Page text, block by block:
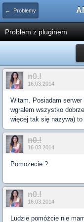
← Problemy
Problem z pluginem
n0.!
16.03.2014
Witam. Posiadam
wgrałem wszystko
więcej tak się nazywa) to
n0.!
16.03.2014
Pomożecie ?
n0.!
16.03.2014
Ludzie pomóżcie nie